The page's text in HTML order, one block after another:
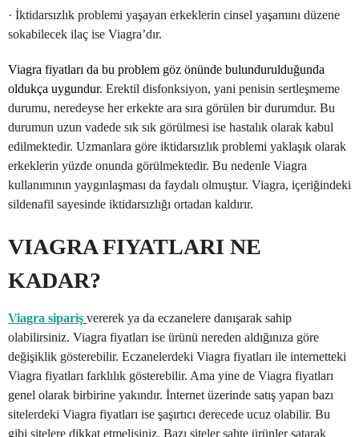
· İktidarsızlık problemi yaşayan erkeklerin cinsel yaşamını düzene
sokabilecek ilaç ise Viagra’dır.
Viagra fiyatları da bu problem göz önünde bulundurulduğunda
oldukça uygundur. Erektil disfonksiyon, yani penisin sertleşmeme
durumu, neredeyse her erkekte ara sıra görülen bir durumdur. Bu
durumun uzun vadede sık sık görülmesi ise hastalık olarak kabul
edilmektedir. Uzmanlara göre iktidarsızlık problemi yaklaşık olarak
erkeklerin yüzde onunda görülmektedir. Bu nedenle Viagra
kullanımının yaygınlaşması da faydalı olmuştur. Viagra, içeriğindeki
sildenafil sayesinde iktidarsızlığı ortadan kaldırır.
VIAGRA FIYATLARI NE
KADAR?
Viagra sipariş vererek ya da eczanelere danışarak sahip
olabilirsiniz. Viagra fiyatları ise ürünü nereden aldığınıza göre
değişiklik gösterebilir. Eczanelerdeki Viagra fiyatları ile internetteki
Viagra fiyatları farklılık gösterebilir. Ama yine de Viagra fiyatları
genel olarak birbirine yakındır. İnternet üzerinde satış yapan bazı
sitelerdeki Viagra fiyatları ise şaşırtıcı derecede ucuz olabilir. Bu
gibi sitelere dikkat etmelisiniz. Bazı siteler sahte ürünler satarak